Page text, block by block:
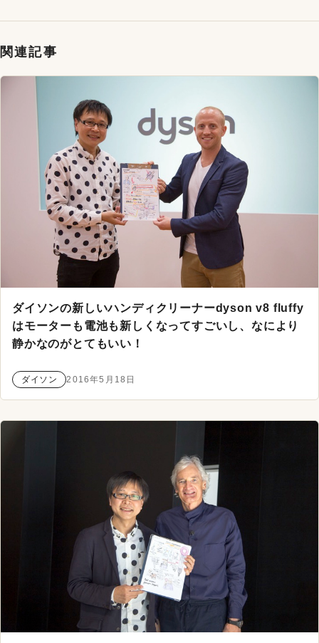
関連記事
ダイソンの新しいハンディクリーナーdyson v8 fluffy
はモーターも電池も新しくなってすごいし、なにより
静かなのがとてもいい！
ダイソン 2016年5月18日